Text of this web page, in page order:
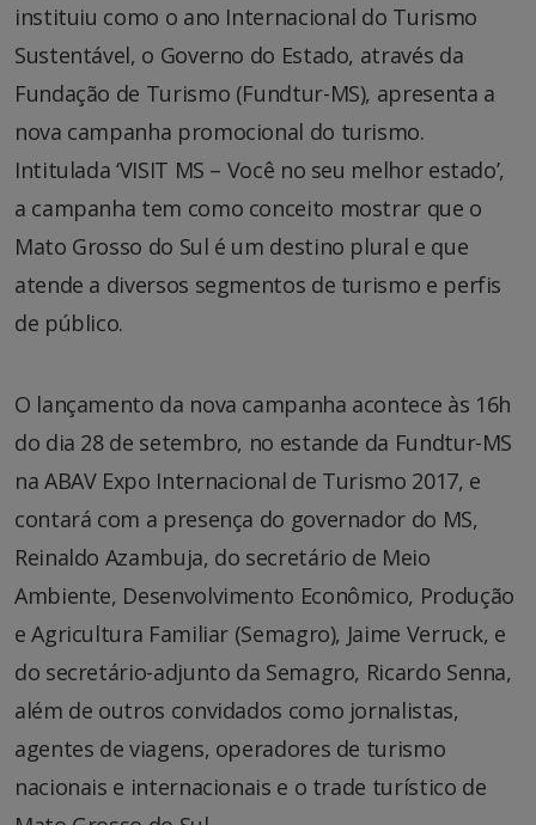
instituiu como o ano Internacional do Turismo
Sustentável, o Governo do Estado, através da
Fundação de Turismo (Fundtur-MS), apresenta a
nova campanha promocional do turismo.
Intitulada ‘VISIT MS – Você no seu melhor estado’,
a campanha tem como conceito mostrar que o
Mato Grosso do Sul é um destino plural e que
atende a diversos segmentos de turismo e perfis
de público.
O lançamento da nova campanha acontece às 16h
do dia 28 de setembro, no estande da Fundtur-MS
na ABAV Expo Internacional de Turismo 2017, e
contará com a presença do governador do MS,
Reinaldo Azambuja, do secretário de Meio
Ambiente, Desenvolvimento Econômico, Produção
e Agricultura Familiar (Semagro), Jaime Verruck, e
do secretário-adjunto da Semagro, Ricardo Senna,
além de outros convidados como jornalistas,
agentes de viagens, operadores de turismo
nacionais e internacionais e o trade turístico de